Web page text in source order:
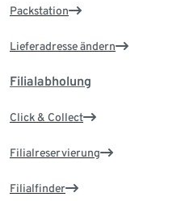
Packstation
Lieferadresse ändern
Filialabholung
Click & Collect
Filialreservierung
Filialfinder